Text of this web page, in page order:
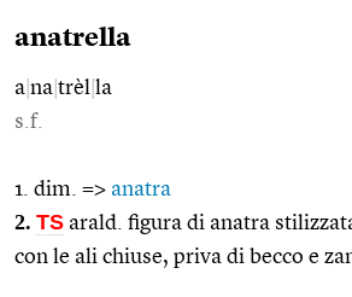
anatrella
a na trèl la
s.f.
1. dim. => anatra
2. TS arald. figura di anatra
con le ali chiuse, priva di becco e